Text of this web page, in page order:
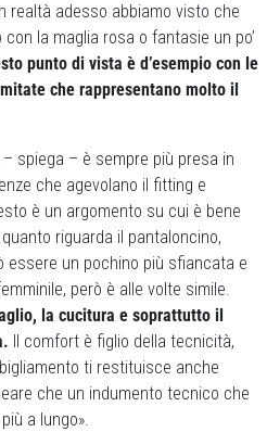
realtà adesso abbiamo visto che
la maglia rosa o fantasie un po’
punto di vista è d’esempio con le
che rappresentano molto il
spiega – è sempre più presa in
che agevolano il fitting e
è un argomento su cui è bene
riguarda il pantaloncino,
essere un pochino più sfiancata e
però è alle volte simile.
la cucitura e soprattutto il
Il comfort è figlio della tecnicità,
ti restituisce anche
che un indumento tecnico che
a lungo».